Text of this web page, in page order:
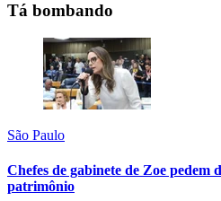
Tá bombando
São Paulo
Chefes de gabinete de Zoe pedem
patrimônio